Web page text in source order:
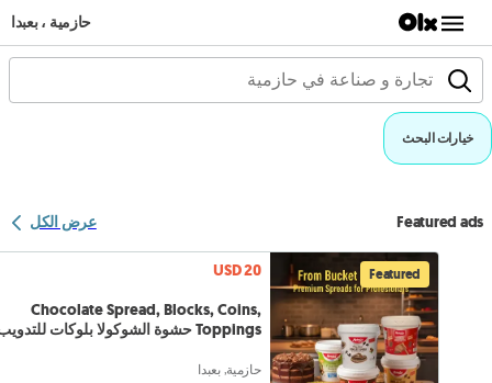
حازمية ، بعبدا
خيارات البحث
Featured ads عرض الكل
Featured
USD 20
Chocolate Spread, Blocks, Coins,
Toppings حشوة الشوكولا بلوكات للتدويب
حازمية, بعبدا